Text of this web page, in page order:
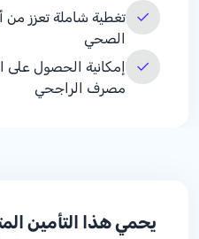
تغطية شاملة تعزز من
الصحي
إمكانية الحصول
مصرف الراجحي
يحمي هذا التأمين